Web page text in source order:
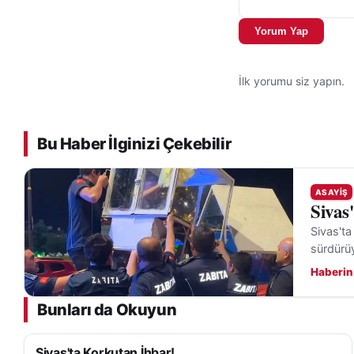
Trafik güvenliği
üzerinden
Yetkililer,
Yorum Yap
İlk yorumu siz yapın.
Bu Haber İlginizi Çekebilir
ASAYIŞ
Sivas'ta
Bunları da Okuyun
ASAYIŞ